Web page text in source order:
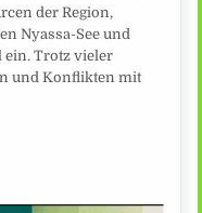
der Region,
Nyassa-See und
ein. Trotz vieler
und Konflikten mit